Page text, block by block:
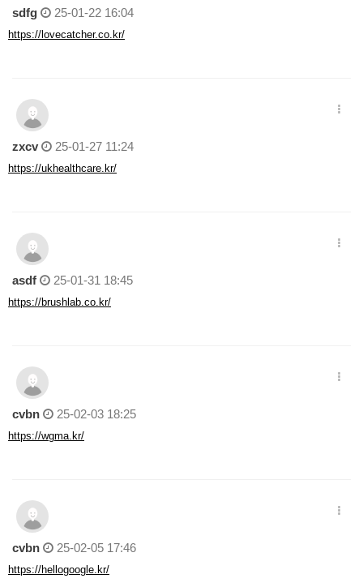
sdfg 25-01-22 16:04
https://lovecatcher.co.kr/
zxcv 25-01-27 11:24
https://ukhealthcare.kr/
asdf 25-01-31 18:45
https://brushlab.co.kr/
cvbn 25-02-03 18:25
https://wgma.kr/
cvbn 25-02-05 17:46
https://hellogoogle.kr/